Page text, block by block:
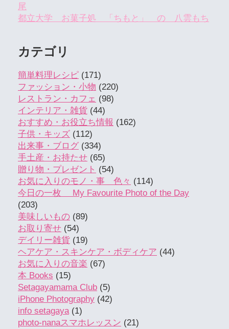
尾
都立大学 お菓子処 「ちもと」 の 八雲もち
カテゴリ
簡単料理レシピ (171)
ファッション・小物 (220)
レストラン・カフェ (98)
インテリア・雑貨 (44)
おすすめ・お役立ち情報 (162)
子供・キッズ (112)
出来事・ブログ (334)
手土産・お持たせ (65)
贈り物・プレゼント (54)
お気に入りのモノ・事 色々 (114)
今日の一枚 My Favourite Photo of the Day
(203)
美味しいもの (89)
お取り寄せ (54)
デイリー雑貨 (19)
ヘアケア・スキンケア・ボディケア (44)
お気に入りの音楽 (67)
本 Books (15)
Setagayamama Club (5)
iPhone Photography (42)
info setagaya(1)
photo-nanaスマホレッスン (21)